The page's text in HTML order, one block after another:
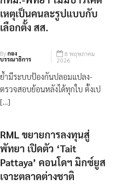
‘แสวง’ เผยบัตรเลือกตั้ง
กทม.-พัทยา ไม่มีบาร์โค้ด
เหตุเป็นคนละรูปแบบกับ
เลือกตั้ง สส.
Byกอง
บรรณาธิการ
8 พฤษภาคม
2026
ย้ำมีระบบป้องกันปลอมแปลง-
RML ขยายการลงทุนสู่
พัทยา เปิดตัว ‘Tait
Pattaya’ คอนโดฯ มิกซ์ยูส